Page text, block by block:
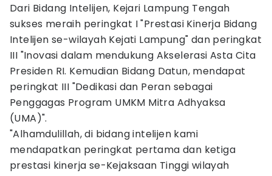
Dari Bidang Intelijen, Kejari Lampung Tengah
sukses meraih peringkat I "Prestasi Kinerja Bidang
Intelijen se-wilayah Kejati Lampung" dan peringkat
III "Inovasi dalam mendukung Akselerasi Asta Cita
Presiden RI. Kemudian Bidang Datun, mendapat
peringkat III "Dedikasi dan Peran sebagai
Penggagas Program UMKM Mitra Adhyaksa
(UMA)".
"Alhamdulillah, di bidang intelijen kami
mendapatkan peringkat pertama dan ketiga
prestasi kinerja se-Kejaksaan Tinggi wilayah